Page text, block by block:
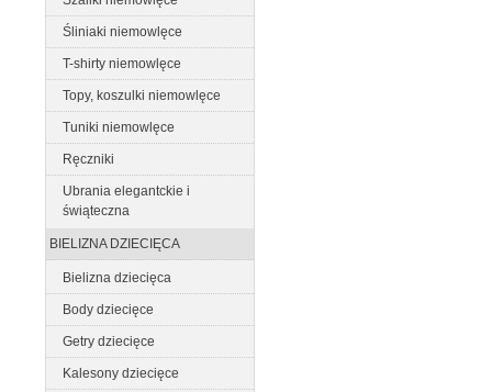
Śliniaki niemowlęce
T-shirty niemowlęce
Topy, koszulki niemowlęce
Tuniki niemowlęce
Ręczniki
Ubrania elegantckie i
świąteczna
BIELIZNA DZIECIĘCA
Bielizna dziecięca
Body dziecięce
Getry dziecięce
Kalesony dziecięce